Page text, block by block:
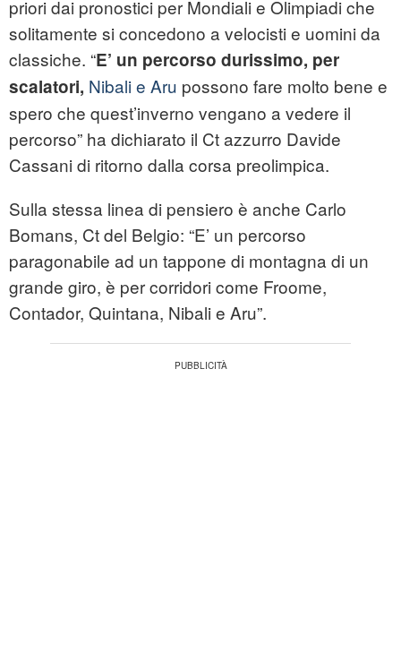
priori dai pronostici per Mondiali e Olimpiadi che
solitamente si concedono a velocisti e uomini da
classiche. “E’ un percorso durissimo, per
scalatori, Nibali e Aru possono fare molto bene e
spero che quest’inverno vengano a vedere il
percorso” ha dichiarato il Ct azzurro Davide
Cassani di ritorno dalla corsa preolimpica.
Sulla stessa linea di pensiero è anche Carlo
Bomans, Ct del Belgio: “E’ un percorso
paragonabile ad un tappone di montagna di un
grande giro, è per corridori come Froome,
Contador, Quintana, Nibali e Aru”.